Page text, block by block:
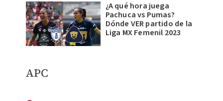
¿A qué hora juega
Pachuca vs Pumas?
Dónde VER partido de la
Liga MX Femenil 2023
APC